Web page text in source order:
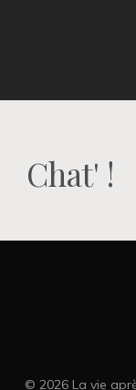
Chat' !
© 2026 La vie